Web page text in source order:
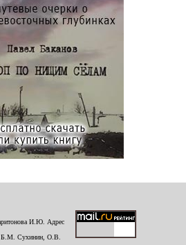
И.Ю. Адрес
Б.М. Сухинин, О.В.